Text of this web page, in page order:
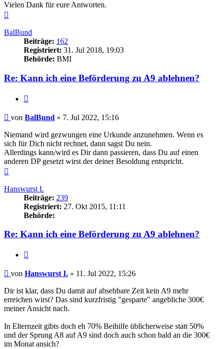
Vielen Dank für eure Antworten.
BalBund
Beiträge: 162
Registriert: 31. Jul 2018, 19:03
Behörde: BMI
Re: Kann ich eine Beförderung zu A9 ablehnen?
Beitrag
von BalBund » 7. Jul 2022, 15:16
Niemand wird gezwungen eine Urkunde anzunehmen. Wenn es
sich für Dich nicht rechnet, dann sagst Du nein.
Allerdings kann/wird es Dir dann passieren, dass Du auf einen
anderen DP gesetzt wirst der deiner Besoldung entspricht.
Hanswurst I.
Beiträge: 239
Registriert: 27. Okt 2015, 11:11
Behörde:
Re: Kann ich eine Beförderung zu A9 ablehnen?
Beitrag
von Hanswurst I. » 11. Jul 2022, 15:26
Dir ist klar, dass Du damit auf absehbare Zeit kein A9 mehr
erreichen wirst? Das sind kurzfristig "gesparte" angebliche 300€
meiner Ansicht nach.
In Elternzeit gibts doch eh 70% Beihilfe üblicherweise statt 50%
und der Sprung A8 auf A9 sind doch auch schon bald an die 300€
im Monat ansich?